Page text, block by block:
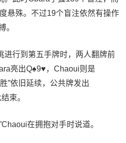
悬殊。不过19个盲注依然有操作
。
进行到第五手牌时，两人翻牌前
亮出Q♠9♥，Chaoui则是
”依旧延续，公共牌发出
束。
在拥抱对手时说道。